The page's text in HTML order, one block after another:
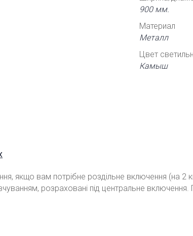
900 мм.
Материал
Металл
Цвет
Камыш
якщо вам потрібне роздільне включення (на 2
розраховані під центральне